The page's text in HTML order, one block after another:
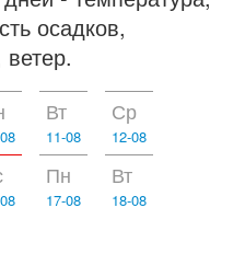
осадков,
Вт
11-08
Ср
12-08
Пн
17-08
Вт
18-08